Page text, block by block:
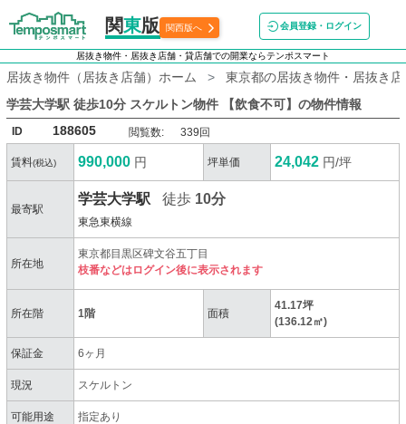
関東版 関西版へ 会員登録・ログイン
居抜き物件・居抜き店舗・貸店舗での開業ならテンポスマート
居抜き物件（居抜き店舗）ホーム
東京都の居抜き物件・居抜き
学芸大学駅 徒歩10分 スケルトン物件 【飲食不可】 の物件情報
ID 188605 閲覧数: 339回
賃料(税込) 990,000 円 坪単価 24,042 円/坪
最寄駅
学芸大学駅 徒歩 10分
東急東横線
所在地
東京都目黒区碑文谷五丁目
枝番などはログイン後に表示されます
所在階 1階 面積
41.17坪
(136.12㎡)
保証金 6ヶ月
現況 スケルトン
可能用途 指定あり